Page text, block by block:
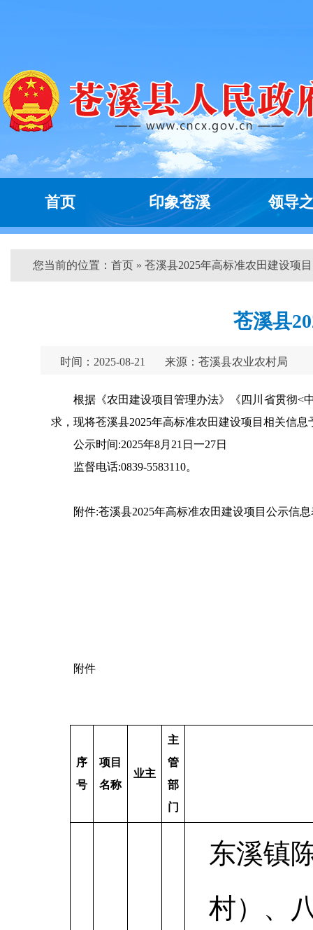
首页 印象苍溪 领导
您当前的位置： 首页 » 苍溪县2025年高标准农田建设项
苍溪县
时间：2025-08-21 来源：苍溪县农业农村局
根据《农田建设项目管理办法》《四川省贯彻<
求，现将苍溪县2025年高标准农田建设项目相关信
公示时间:2025年8月21日一27日
监督电话:0839-5583110。
附件:苍溪县2025年高标准农田建设项目公示信
附件
序
号
项目
名称
业主
主
管
部
门
东溪镇
村）、